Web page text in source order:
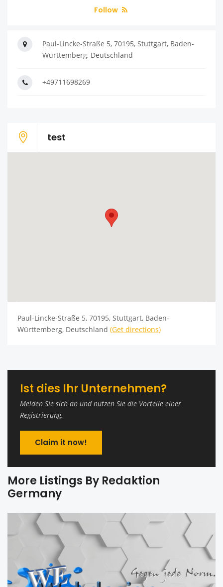
Follow
Paul-Lincke-Straße 5, 70195, Stuttgart, Baden-
Württemberg, Deutschland
+49711698269
test
Paul-Lincke-Straße 5, 70195, Stuttgart, Baden-
Württemberg, Deutschland (Get directions)
Ist dies Ihr Unternehmen?
Melden Sie sich an und nutzen Sie die Vorteile einer
Registrierung.
Claim it now!
More Listings By Redaktion
Germany